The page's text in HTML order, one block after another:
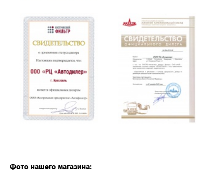
Фото нашего магазина: